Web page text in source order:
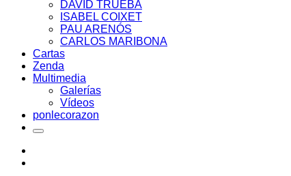
DAVID TRUEBA
ISABEL COIXET
PAU ARENÓS
CARLOS MARIBONA
Cartas
Zenda
Multimedia
Galerías
Vídeos
ponlecorazon